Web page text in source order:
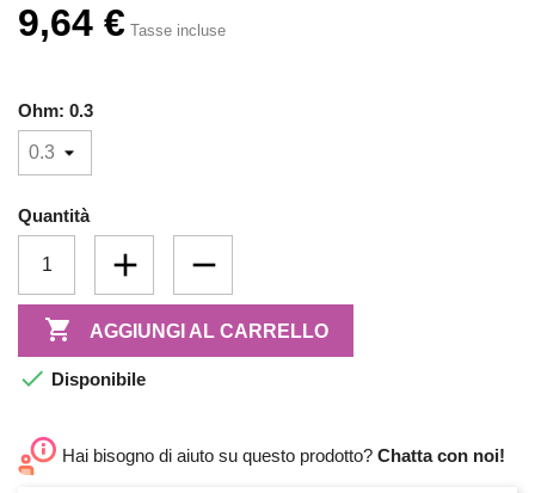
9,64 € Tasse incluse
Ohm: 0.3
Quantità
 AGGIUNGI AL CARRELLO
 Disponibile
Hai bisogno di aiuto su questo prodotto? Chatta con noi!